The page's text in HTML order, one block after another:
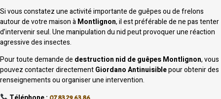
Si vous constatez une activité importante de guêpes ou de frelons
autour de votre maison àMontlignon, il est préférable de ne pas tenter
d’intervenir seul. Une manipulation du nid peut provoquer une réaction
agressive des insectes.
Pour toute demande de destruction nid de guêpes Montlignon, vous
pouvez contacter directementGiordano Antinuisiblepour obtenir des
renseignements ou organiser une intervention.